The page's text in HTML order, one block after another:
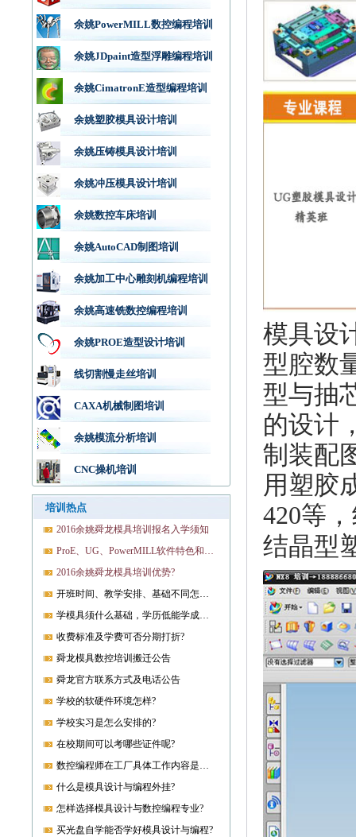
余姚PowerMILL数控编程培训
余姚JDpaint造型浮雕编程培训
余姚CimatronE造型编程培训
余姚塑胶模具设计培训
余姚压铸模具设计培训
余姚冲压模具设计培训
余姚数控车床培训
余姚AutoCAD制图培训
余姚加工中心雕刻机编程培训
余姚高速铣数控编程培训
余姚PROE造型设计培训
线切割慢走丝培训
CAXA机械制图培训
余姚模流分析培训
CNC操机培训
培训热点
2016余姚舜龙模具培训报名入学须知
ProE、UG、PowerMILL软件特色和优势?
2016余姚舜龙模具培训优势?
开班时间、教学安排、基础不同怎样开课?
学模具须什么基础，学历低能学成就业吗?
收费标准及学费可否分期打折?
舜龙模具数控培训搬迁公告
舜龙官方联系方式及电话公告
学校的软硬件环境怎样?
学校实习是怎么安排的?
在校期间可以考哪些证件呢?
数控编程师在工厂具体工作内容是什么?
什么是模具设计与编程外挂?
怎样选择模具设计与数控编程专业?
买光盘自学能否学好模具设计与编程?
模具设
型腔数
型与抽
的设计
制装配
用塑胶
420等，
结晶型